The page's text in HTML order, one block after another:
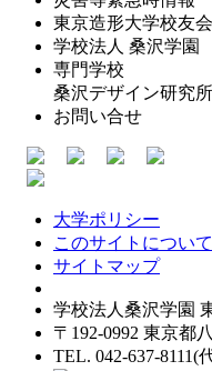
東京造形大学校友会
学校法人 桑沢学園
専門学校
桑沢デザイン研究所
お問い合せ
大学ポリシー
このサイトについて
サイトマップ
学校法人桑沢学園
〒192-0992 東京都
TEL. 042-637-8111(